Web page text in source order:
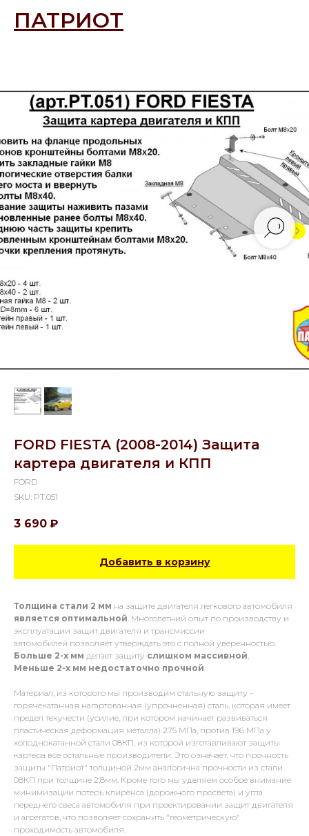
ПАТРИОТ
FORD FIESTA (2008-2014) Защита
картера двигателя и КПП
FORD
SKU: PT.051
3 690 ₽
Добавить в корзину
Толщина стали 2 мм на защите двигателя легкового автомобиля
является оптимальной. Многолетний опыт по производству и
эксплуатации защит двигателя и трансмиссии
автомобилей позволяет утверждать это с полной уверенностью.
Больше 2-х мм делает защиту слишком массивной,
Меньше 2-х мм недостаточно прочной
Материал, из которого мы производим стальную защиту -
горячекатанная нагартованная (упрочненная) сталь, которая имеет
предел текучести (усилие, при котором начинает развиваться
пластическая деформация металла) 275 МПа, против 196 МПа у
холоднокатанной стали 08КП, из которой изготавливают защиты
картера все остальные производители. Это означает, что прочность
защиты "Патриот" толщиной 2мм аналогична прочности из стали
08КП при толщине 2,8мм. Кроме того мы уделяем особое внимание
минимизации потерь клиренса (дорожного просвета) и угла
переднего свеса автомобиля при проектировании защит двигателя
и агрегатов, что позволяет сохранить "геометрическую"
проходимость автомобиля.